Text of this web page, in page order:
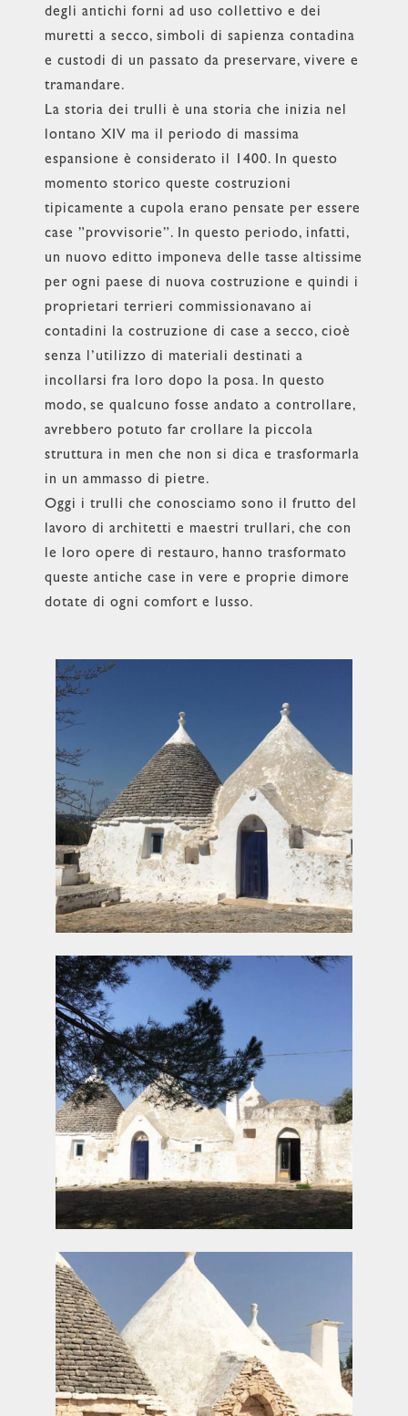
degli antichi forni ad uso collettivo e dei
muretti a secco, simboli di sapienza contadina
e custodi di un passato da preservare, vivere e
tramandare.
La storia dei trulli è una storia che inizia nel
lontano XIV ma il periodo di massima
espansione è considerato il 1400. In questo
momento storico queste costruzioni
tipicamente a cupola erano pensate per essere
case ”provvisorie”. In questo periodo, infatti,
un nuovo editto imponeva delle tasse altissime
per ogni paese di nuova costruzione e quindi i
proprietari terrieri commissionavano ai
contadini la costruzione di case a secco, cioè
senza l’utilizzo di materiali destinati a
incollarsi fra loro dopo la posa. In questo
modo, se qualcuno fosse andato a controllare,
avrebbero potuto far crollare la piccola
struttura in men che non si dica e trasformarla
in un ammasso di pietre.
Oggi i trulli che conosciamo sono il frutto del
lavoro di architetti e maestri trullari, che con
le loro opere di restauro, hanno trasformato
queste antiche case in vere e proprie dimore
dotate di ogni comfort e lusso.